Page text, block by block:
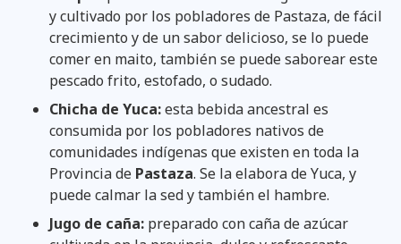
y cultivado por los pobladores de Pastaza, de fácil
crecimiento y de un sabor delicioso, se lo puede
comer en maito, también se puede saborear este
pescado frito, estofado, o sudado.
Chicha de Yuca:esta bebida ancestral es
consumida por los pobladores nativos de
comunidades indígenas que existen en toda la
Provincia de Pastaza. Se la elabora de Yuca, y
puede calmar la sed y también el hambre.
Jugo de caña: preparado con caña de azúcar